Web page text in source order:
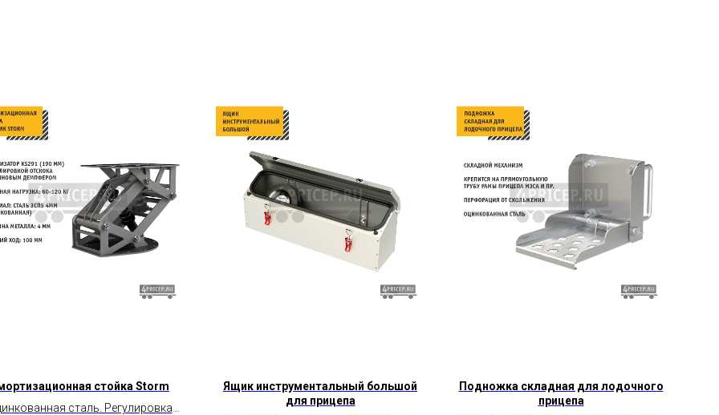
стойка Storm
сталь. Регулировка
Ящик инструментальный большой
для прицепа
Подножка складная для лодочного
прицепа